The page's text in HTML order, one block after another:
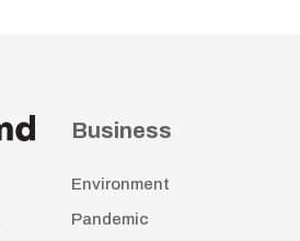
Business
Environment
Pandemic